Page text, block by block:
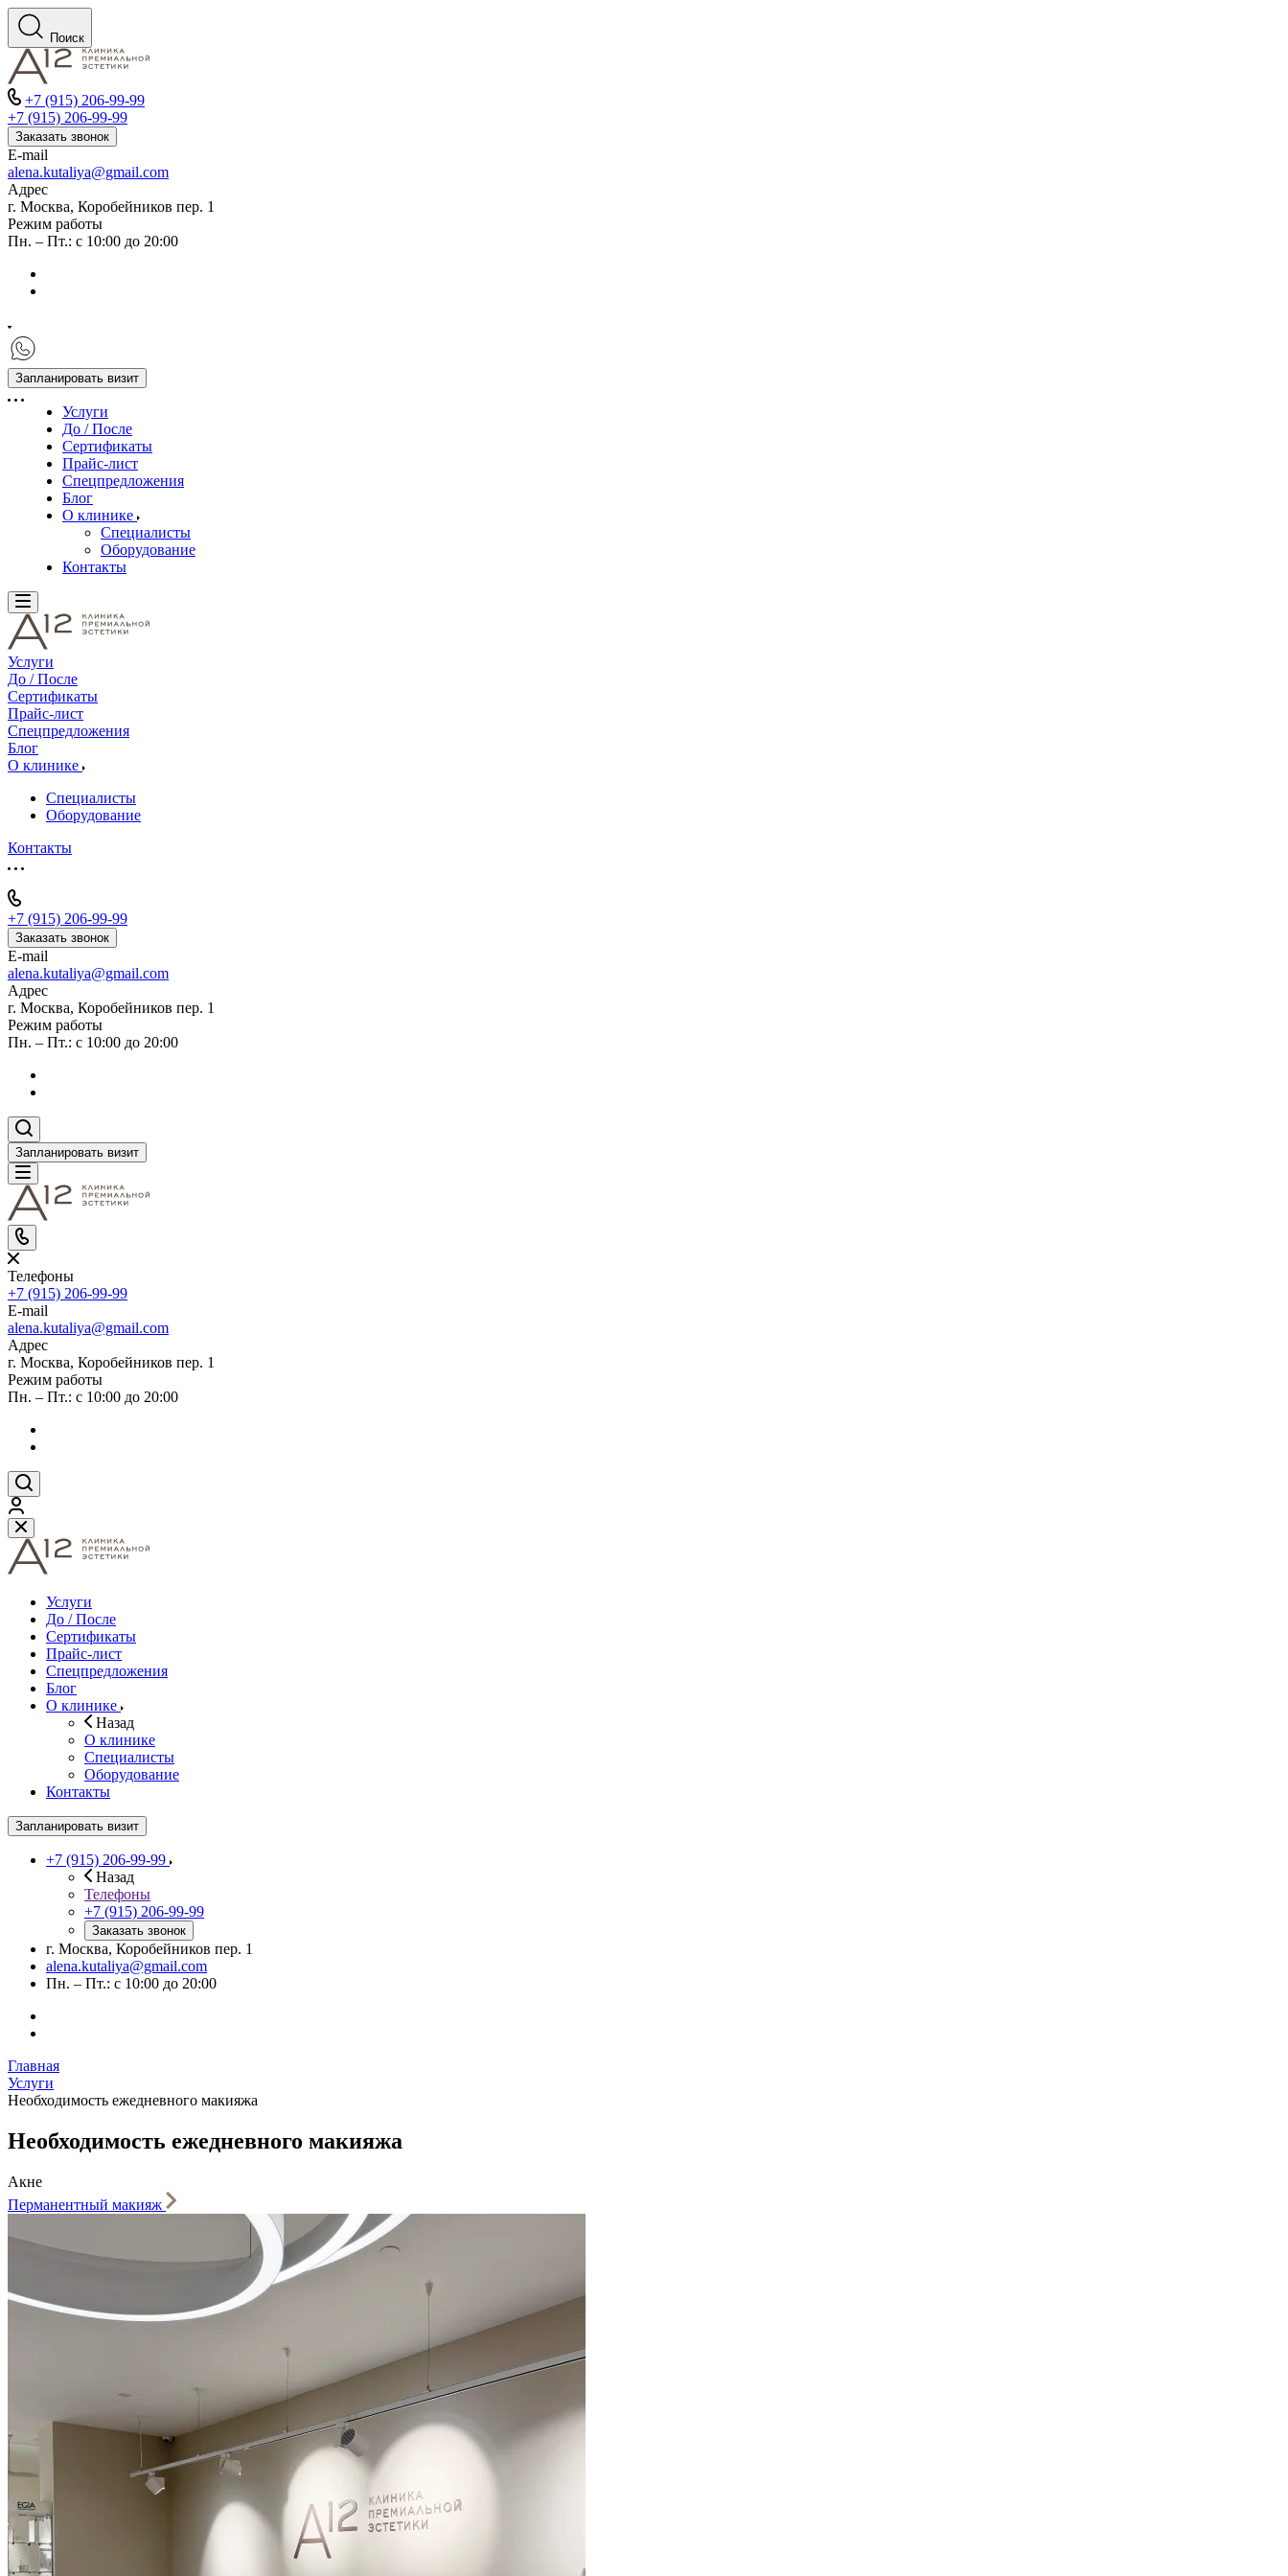
Поиск
+7 (915) 206-99-99
+7 (915) 206-99-99
Заказать звонок
E-mail
alena.kutaliya@gmail.com
Адрес
г. Москва, Коробейников пер. 1
Режим работы
Пн. – Пт.: с 10:00 до 20:00
Запланировать визит
Услуги
До / После
Сертификаты
Прайс-лист
Спецпредложения
Блог
О клинике
Специалисты
Оборудование
Контакты
Услуги
До / После
Сертификаты
Прайс-лист
Спецпредложения
Блог
О клинике
Специалисты
Оборудование
Контакты
+7 (915) 206-99-99
Заказать звонок
E-mail
alena.kutaliya@gmail.com
Адрес
г. Москва, Коробейников пер. 1
Режим работы
Пн. – Пт.: с 10:00 до 20:00
Запланировать визит
Телефоны
+7 (915) 206-99-99
E-mail
alena.kutaliya@gmail.com
Адрес
г. Москва, Коробейников пер. 1
Режим работы
Пн. – Пт.: с 10:00 до 20:00
Услуги
До / После
Сертификаты
Прайс-лист
Спецпредложения
Блог
О клинике
Назад
О клинике
Специалисты
Оборудование
Контакты
Запланировать визит
+7 (915) 206-99-99
Назад
Телефоны
+7 (915) 206-99-99
Заказать звонок
г. Москва, Коробейников пер. 1
alena.kutaliya@gmail.com
Пн. – Пт.: с 10:00 до 20:00
Главная
Услуги
Необходимость ежедневного макияжа
Необходимость ежедневного макияжа
Акне
Перманентный макияж